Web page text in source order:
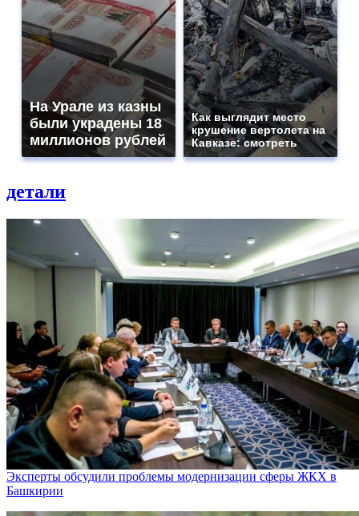
На Урале из казны
были украдены 18
миллионов рублей
Как выглядит место
крушение вертолета на
Кавказе: смотреть
детали
Эксперты обсудили проблемы модернизации сферы ЖКХ в
Башкирии